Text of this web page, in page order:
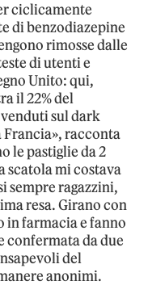
ciclicamente
di benzodiazepine
rimosse dalle
di utenti e
Unito: qui,
il 22% del
sul dark
racconta
le pastiglie da 2
scatola mi costava
sempre ragazzini,
resa. Girano con
in farmacia e fanno
confermata da due
del
anonimi.